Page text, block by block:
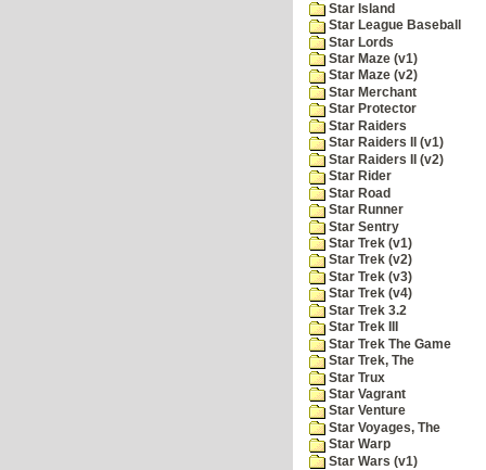
Star Island
Star League Baseball
Star Lords
Star Maze (v1)
Star Maze (v2)
Star Merchant
Star Protector
Star Raiders
Star Raiders II (v1)
Star Raiders II (v2)
Star Rider
Star Road
Star Runner
Star Sentry
Star Trek (v1)
Star Trek (v2)
Star Trek (v3)
Star Trek (v4)
Star Trek 3.2
Star Trek III
Star Trek The Game
Star Trek, The
Star Trux
Star Vagrant
Star Venture
Star Voyages, The
Star Warp
Star Wars (v1)